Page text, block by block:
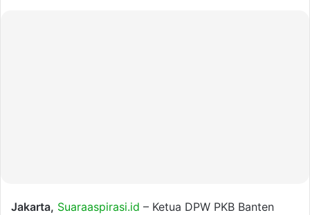
Jakarta, Suaraaspirasi.id – Ketua DPW PKB Banten